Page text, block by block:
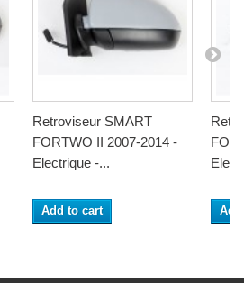
Retroviseur SMART
FORTWO II 2007-2014 -
Electrique -...
Add to cart